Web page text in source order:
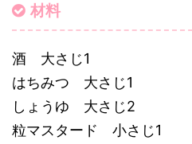
材料
酒 大さじ1
はちみつ 大さじ1
しょうゆ 大さじ2
粒マスタード 小さじ1